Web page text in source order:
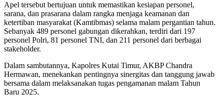
Apel tersebut bertujuan untuk memastikan kesiapan personel,
sarana, dan prasarana dalam rangka menjaga keamanan dan
ketertiban masyarakat (Kamtibmas) selama malam pergantian tahun.
Sebanyak 489 personel gabungan dikerahkan, terdiri dari 197
personel Polri, 81 personel TNI, dan 211 personel dari berbagai
stakeholder.
Dalam sambutannya, Kapolres Kutai Timur, AKBP Chandra
Hermawan, menekankan pentingnya sinergitas dan tanggung jawab
bersama dalam melaksanakan tugas pengamanan malam Tahun
Baru 2025.